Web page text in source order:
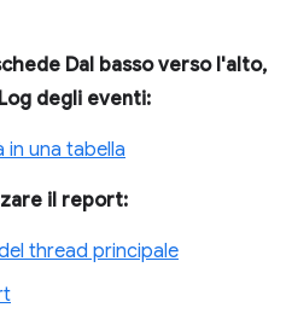
Dal basso verso l'alto,
degli eventi:
in una tabella
il report:
thread principale